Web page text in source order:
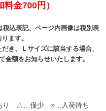
料金700円）
込表記、ページ内画像は税別表
ます。
き、Ｌサイズに該当する場合、
金額をお知らせいたします。
り △…僅少 × …入荷待ち